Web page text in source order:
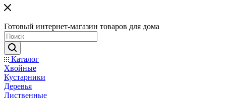
Готовый интернет-магазин товаров для дома
Каталог
Хвойные
Кустарники
Деревья
Лиственные